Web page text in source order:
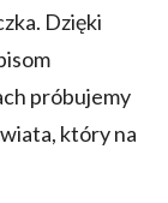
Dzięki
próbujemy
który na